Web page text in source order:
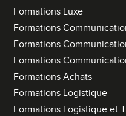
Formations Luxe
Formations
Formations
Formations
Formations Achats
Formations Logistique
Formations Logistique et